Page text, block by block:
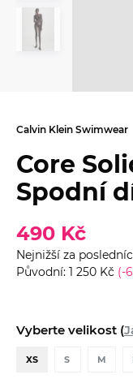
Calvin Klein Swimwear
Core
Spodní
490 Kč
Nejnižší za
Původní: 1 250 Kč (-
Vyberte velikost (
XS S M